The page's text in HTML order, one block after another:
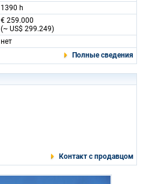
1390 h
€ 259.000
(~ US$ 299.249)
нет
Полные сведения
Контакт с продавцом